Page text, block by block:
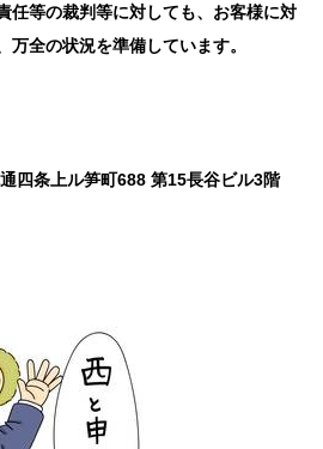
任等の裁判等に対しても、お客様に対
万全の状況を準備しています。
四条上ル笋町688 第15長谷ビル3階